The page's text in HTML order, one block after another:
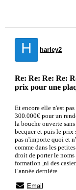
H harley2
Re: Re: Re: Re:
prix pour une
Et encore elle n'est
300.000€ pour un
la bouche ouverte
becquer et puis le prix
pas n'importe quoi et
comme dans les
droit de porter le
formation ,ni des
l’année dernière
Email